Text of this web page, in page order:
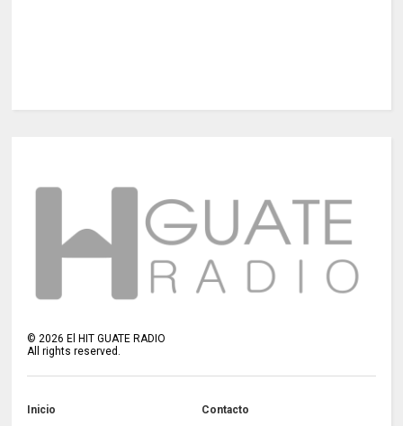
©2026 El HIT GUATE RADIO
All rights reserved.
Inicio Contacto